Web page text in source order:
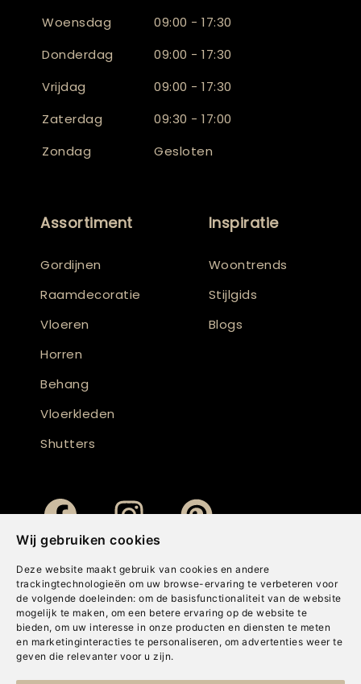
Wij gebruiken cookies
Deze website maakt gebruik van cookies en andere
trackingtechnologieën om uw browse-ervaring te verbeteren voor
de volgende doeleinden: om de basisfunctionaliteit van de website
mogelijk te maken , om een betere ervaring op de website te
bieden, om uw interesse in onze producten en diensten te meten
en marketinginteracties te personaliseren , om advertenties weer te
geven die relevanter voor u zijn.
Woensdag
09:00 - 17:30
Donderdag
09:00 - 17:30
Vrijdag
09:00 - 17:30
Zaterdag
09:30 - 17:00
Zondag
Gesloten
Assortiment
Gordijnen
Raamdecoratie
Vloeren
Horren
Behang
Vloerkleden
Shutters
Inspiratie
Woontrends
Stijlgids
Blogs